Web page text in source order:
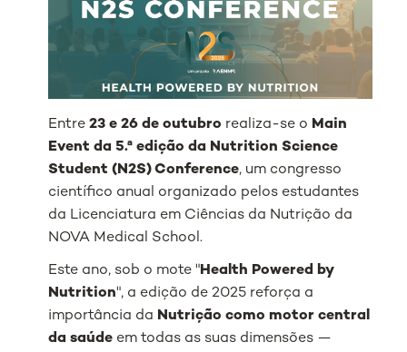
Entre23 e 26 de outubro realiza-se o Main
Eventda 5.ª edição da Nutrition Science
Student (N2S) Conference, um congresso
científico anual organizado pelos estudantes
da Licenciatura em Ciências da Nutrição da
NOVA Medical School.
Este ano, sob o mote "Health Powered by
Nutrition", a edição de 2025 reforça a
importância da Nutrição como motor central
da saúde em todas as suas dimensões —